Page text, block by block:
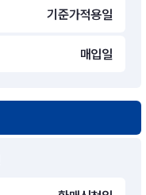
기준가적용일
매입일